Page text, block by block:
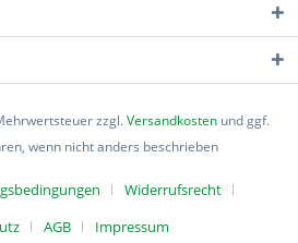
zzgl.Versandkosten und ggf.
wenn nicht anders beschrieben
Widerrufsrecht
AGB
Impressum